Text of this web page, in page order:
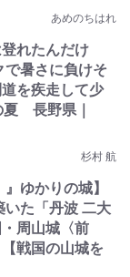
あめのちはれ
登れたんだけ
暑さに負けそ
を疾走して少
夏 長野県｜
杉村 航
ゆかりの城】
た「丹波 二大
周山城〈前
戦国の山城を